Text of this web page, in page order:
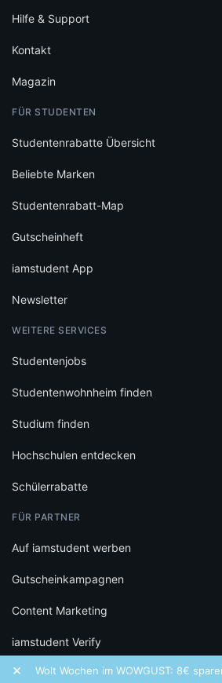
×
Wolt Wochen im WOWGUST: 8€ sparen
Hilfe & Support
Kontakt
Magazin
FÜR STUDENTEN
Studentenrabatte Übersicht
Beliebte Marken
Studentenrabatt-Map
Gutscheinheft
iamstudent App
Newsletter
WEITERE SERVICES
Studentenjobs
Studentenwohnheim finden
Studium finden
Hochschulen entdecken
Schülerrabatte
FÜR PARTNER
Auf iamstudent werben
Gutscheinkampagnen
Content Marketing
iamstudent Verify